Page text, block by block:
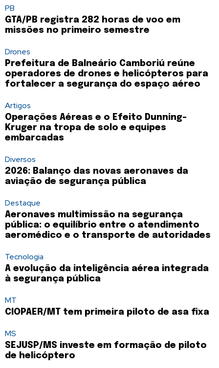
PB
GTA/PB registra 282 horas de voo em
missões no primeiro semestre
Drones
Prefeitura de Balneário Camboriú reúne
operadores de drones e helicópteros para
fortalecer a segurança do espaço aéreo
Artigos
Operações Aéreas e o Efeito Dunning-
Kruger na tropa de solo e equipes
embarcadas
Diversos
2026: Balanço das novas aeronaves da
aviação de segurança pública
Destaque
Aeronaves multimissão na segurança
pública: o equilíbrio entre o atendimento
aeromédico e o transporte de autoridades
Tecnologia
A evolução da inteligência aérea integrada
à segurança pública
MT
CIOPAER/MT tem primeira piloto de asa fixa
MS
SEJUSP/MS investe em formação de piloto
de helicóptero